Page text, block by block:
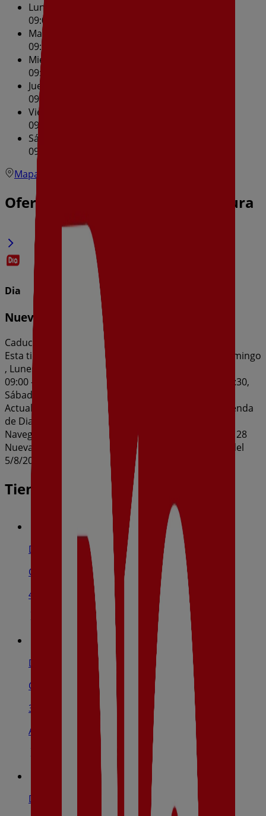
Lunes
09:00 - 21:30
Martes
09:00 - 21:30
Miércoles
09:00 - 21:30
Jueves
09:00 - 21:30
Viernes
09:00 - 21:30
Sábado
09:00 - 21:30
Mapa
Ofertas de Dia en Molina de Segura
Dia
Nueva Calidad Dia del 05/08 al 11/08
Caduca el 11/8
Esta tienda de Dia tiene los siguientes horarios: Domingo
, Lunes 09:00 - 21:30, Martes 09:00 - 21:30, Miércoles
09:00 - 21:30, Jueves 09:00 - 21:30, Viernes 09:00 - 21:30,
Sábado 09:00 - 21:30
Actualmente hay 1 catálogos disponibles en esta tienda
de Dia.
Navega por el último catálogo de Dia en C/ Mayor, 128
Nueva Calidad Dia del 05/08 al 11/08 que es válido del
5/8/2026 al 11/8/2026 y no pares de ahorrar.
Tiendas más cercanas
Dia
Calle Cultura, 11, Molina de Segura
40 m
Dia
C/ Mayor, 128, Molina De Segura
336 m
Abierto
Dia